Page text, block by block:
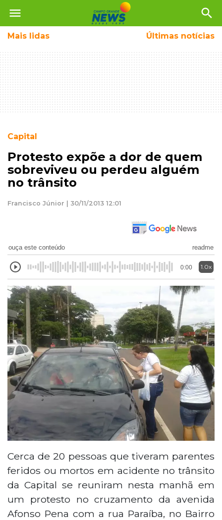
menu search
Mais lidas Últimas notícias
Capital
Protesto expõe a dor de quem
sobreviveu ou perdeu alguém
no trânsito
Francisco Júnior | 30/11/2013 12:01
ouça este conteúdo readme
0:00 1.0x
Cerca de 20 pessoas que tiveram parentes
feridos ou mortos em acidente no trânsito
da Capital se reuniram nesta manhã em
um protesto no cruzamento da avenida
Afonso Pena com a rua Paraíba, no Bairro